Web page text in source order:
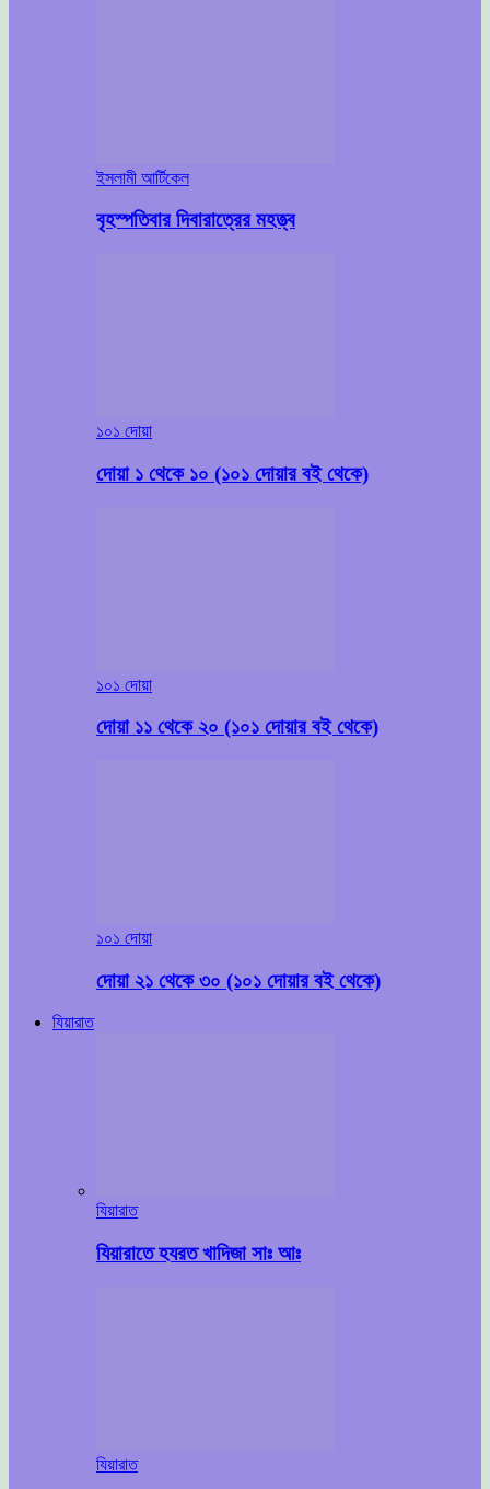
ইসলামী আর্টিকেল
বৃহস্পতিবার দিবারাত্রের মহত্ত্ব
১০১ দোয়া
দোয়া ১ থেকে ১০ (১০১ দোয়ার বই থেকে)
১০১ দোয়া
দোয়া ১১ থেকে ২০ (১০১ দোয়ার বই থেকে)
১০১ দোয়া
দোয়া ২১ থেকে ৩০ (১০১ দোয়ার বই থেকে)
যিয়ারাত
যিয়ারাত
যিয়ারাতে হযরত খাদিজা সাঃ আঃ
যিয়ারাত